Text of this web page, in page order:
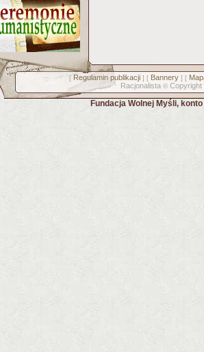
[ Regulamin publikacji] [ Bannery] [
Racjonalista © Copyright
Fundacja Wolnej Myśli,